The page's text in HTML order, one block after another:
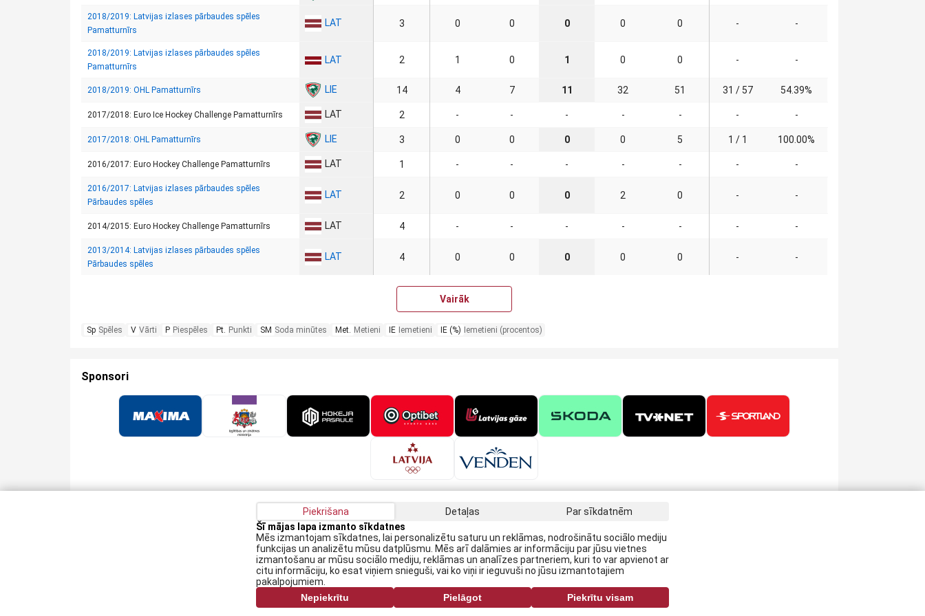
2018/2019: Latvijas izlases pārbaudes spēles
Pamatturnīrs
LAT 3 0 0 0 0 0 - -
2018/2019: Latvijas izlases pārbaudes spēles
Pamatturnīrs
LAT 2 1 0 1 0 0 - -
2018/2019: OHL Pamatturnīrs LIE 14 4 7 11 32 51 31 / 57 54.39%
2017/2018: Euro Ice Hockey Challenge Pamatturnīrs LAT 2 - - - - - - -
2017/2018: OHL Pamatturnīrs LIE 3 0 0 0 0 5 1 / 1 100.00%
2016/2017: Euro Hockey Challenge Pamatturnīrs LAT 1 - - - - - - -
2016/2017: Latvijas izlases pārbaudes spēles
Pārbaudes spēles
LAT 2 0 0 0 2 0 - -
2014/2015: Euro Hockey Challenge Pamatturnīrs LAT 4 - - - - - - -
2013/2014: Latvijas izlases pārbaudes spēles
Pārbaudes spēles
LAT 4 0 0 0 0 0 - -
Vairāk
Sp Spēles V Vārti P Piespēles Pt. Punkti SM Soda minūtes Met. Metieni IE Iemetieni IE (%) Iemetieni (procentos)
Sponsori
Sīkdatņu politika
Visas tiesības rezervētas. Pārpublicēšanas gadījumā saite uz lhf.lv ir obligāta
Piekrišana Detaļas
Par sīkdatnēm
Šī mājas lapa izmanto sīkdatnes
Mēs izmantojam sīkdatnes, lai personalizētu saturu un reklāmas, nodrošinātu sociālo mediju
funkcijas un analizētu mūsu datplūsmu. Mēs arī dalāmies ar informāciju par jūsu vietnes
izmantošanu ar mūsu sociālo mediju, reklāmas un analīzes partneriem, kuri to var apvienot ar
citu informāciju, ko esat viņiem snieguši, vai ko viņi ir ieguvuši no jūsu izmantotajiem
pakalpojumiem.
Nepiekrītu
Pielāgot Piekrītu visam